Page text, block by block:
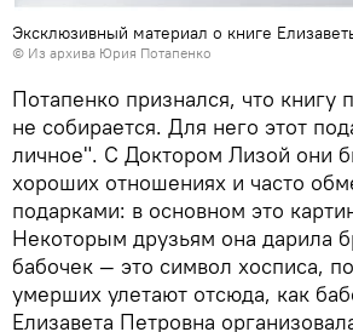
Эксклюзивный материал о книге
© Из архива Юрия Потапенко
Потапенко признался, что книгу
не собирается. Для него этот
личное". С Доктором Лизой они
хороших отношениях и часто
подарками: в основном это
Некоторым друзьям она дарила
бабочек — это символ хосписа,
умерших улетают отсюда, как
Елизавета Петровна